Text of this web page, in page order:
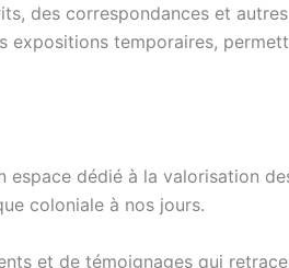
des correspondances et
expositions temporaires,
espace dédié à la valorisation
coloniale à nos jours.
et de témoignages qui